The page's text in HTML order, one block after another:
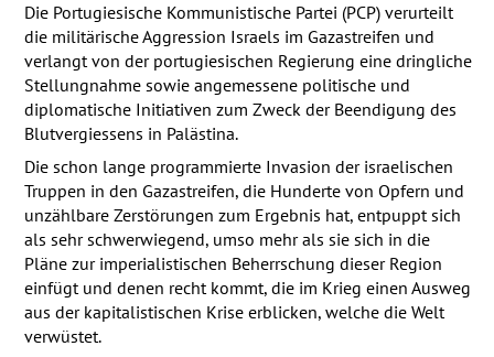
Die Portugiesische Kommunistische Partei (PCP) verurteilt
die militärische Aggression Israels im Gazastreifen und
verlangt von der portugiesischen Regierung eine dringliche
Stellungnahme sowie angemessene politische und
diplomatische Initiativen zum Zweck der Beendigung des
Blutvergiessens in Palästina.
Die schon lange programmierte Invasion der israelischen
Truppen in den Gazastreifen, die Hunderte von Opfern und
unzählbare Zerstörungen zum Ergebnis hat, entpuppt sich
als sehr schwerwiegend, umso mehr als sie sich in die
Pläne zur imperialistischen Beherrschung dieser Region
einfügt und denen recht kommt, die im Krieg einen Ausweg
aus der kapitalistischen Krise erblicken, welche die Welt
verwüstet.